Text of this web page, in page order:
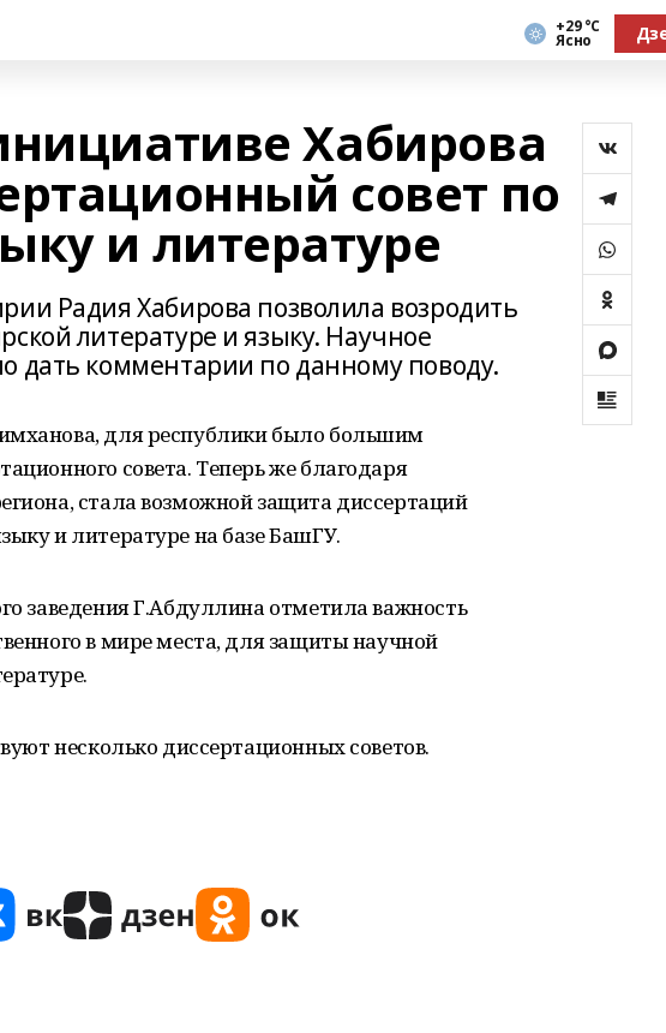
+29 °С
Ясно
Хабирова
совет по
и литературе
Радия Хабирова позволила возродить
литературе и языку. Научное
дать комментарии по данному поводу.
для республики было большим
совета. Теперь же благодаря
стала возможной защита диссертаций
и литературе на базе БашГУ.
заведения Г.Абдуллина отметила важность
в мире места, для защиты научной
несколько диссертационных советов.